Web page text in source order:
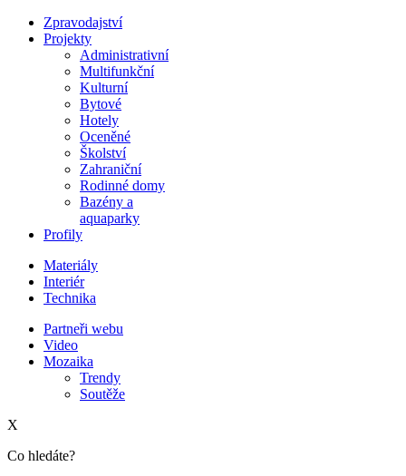
Zpravodajství
Projekty
Administrativní
Multifunkční
Kulturní
Bytové
Hotely
Oceněné
Školství
Zahraniční
Rodinné domy
Bazény a
aquaparky
Profily
Materiály
Interiér
Technika
Partneři webu
Video
Mozaika
Trendy
Soutěže
X
Co hledáte?